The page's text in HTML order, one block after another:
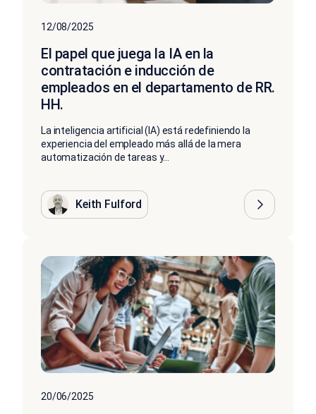
12/08/2025
El papel que juega la IA en la
contratación e inducción de
empleados en el departamento de RR.
HH.
La inteligencia artificial (IA) está redefiniendo la
experiencia del empleado más allá de la mera
automatización de tareas y...
Keith Fulford
20/06/2025